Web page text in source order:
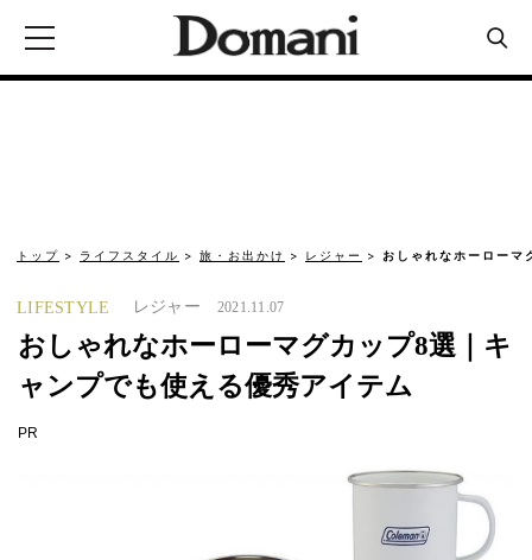
トップ ライフスタイル 旅・お出かけ レジャー おしゃれなホーロー
LIFESTYLE レジャー 2021.11.07
おしゃれなホーローマグカップ8選｜キ
ャンプでも使える優秀アイテム
PR